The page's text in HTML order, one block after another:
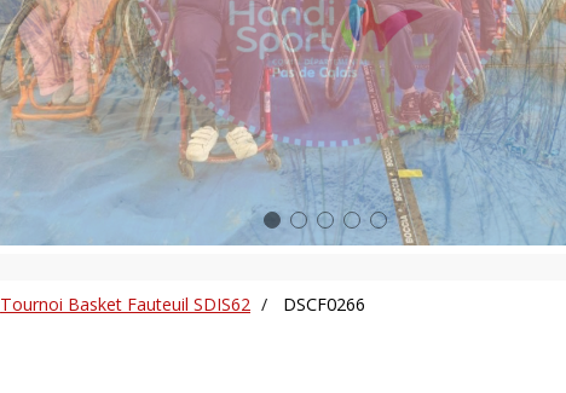
Tournoi Basket Fauteuil SDIS62 DSCF0266